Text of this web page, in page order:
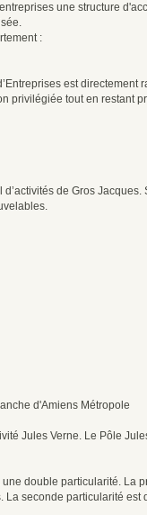
une structure
:
est directement
privilégiée tout en restant
de Gros
d'Amiens Métropole
Jules Verne. Le Pôle
double particularité. La
seconde particularité